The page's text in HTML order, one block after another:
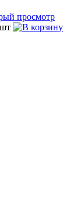
просмотр